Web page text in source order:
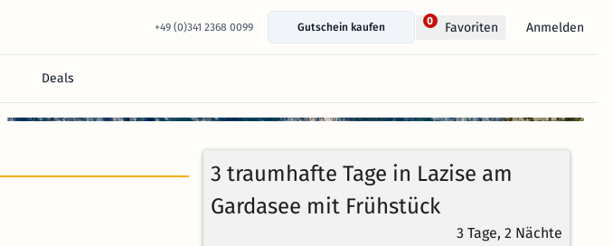
+49 (0)341 2368 0099 Gutschein kaufen
0 Favoriten Anmelden
Deals
100%
Weiterempfehlung
Bewertungen
3 traumhafte Tage in Lazise am
Gardasee mit Frühstück
3 Tage, 2 Nächte